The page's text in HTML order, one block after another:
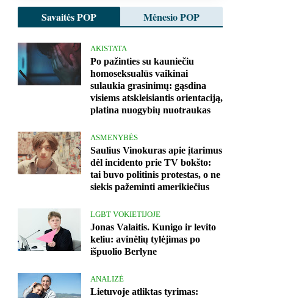
Savaitės POP Mėnesio POP
AKISTATA
Po pažinties su kauniečiu
homoseksualūs vaikinai
sulaukia grasinimų: gąsdina
visiems atskleisiantis orientaciją,
platina nuogybių nuotraukas
ASMENYBĖS
Saulius Vinokuras apie įtarimus
dėl incidento prie TV bokšto:
tai buvo politinis protestas, o ne
siekis pažeminti amerikiečius
LGBT VOKIETIJOJE
Jonas Valaitis. Kunigo ir levito
keliu: avinėlių tylėjimas po
išpuolio Berlyne
ANALIZĖ
Lietuvoje atliktas tyrimas: